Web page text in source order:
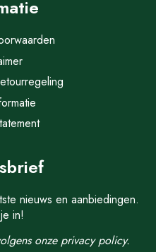
nieuws en aanbiedingen.
in!
onze privacy policy.